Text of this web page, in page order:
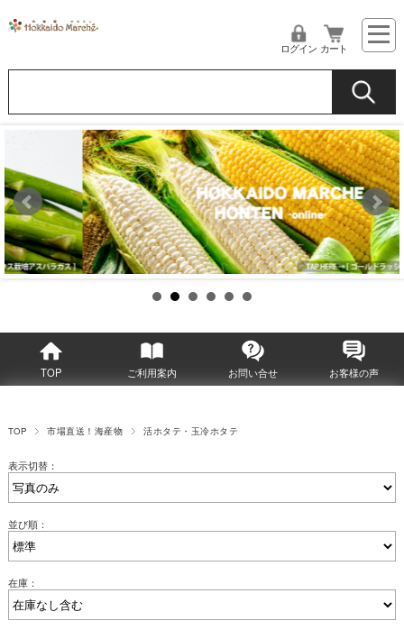
ログイン カート
TOP ご利用案内 お問い合せ お客様の声
TOP 市場直送！海産物 活ホタテ・玉冷ホタテ
表示切替：
並び順：
在庫：